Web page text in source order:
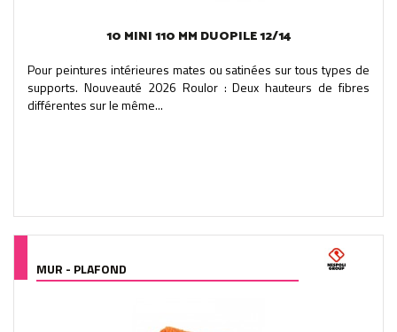
10 MINI 110 MM DUOPILE 12/14
Pour peintures intérieures mates ou satinées sur tous types de
supports. Nouveauté 2026 Roulor : Deux hauteurs de fibres
différentes sur le même...
MUR - PLAFOND